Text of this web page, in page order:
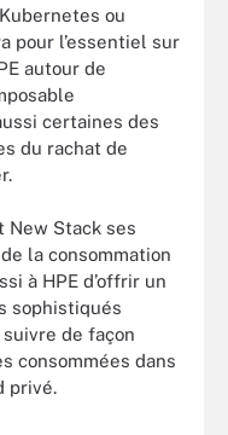
ou
pour l’essentiel sur
autour de
certaines des
du rachat de
New Stack ses
la consommation
à HPE d’offrir un
sophistiqués
de façon
consommées dans
privé.